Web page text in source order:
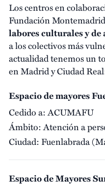
Los centros en
Fundación Montemadrid
labores culturales y de
a los colectivos más
actualidad tenemos un
en Madrid y Ciudad
Espacio de mayores
Cedido a:ACUMAFU
Ámbito:Atención a
Ciudad: Fuenlabrada
Espacio de Mayores